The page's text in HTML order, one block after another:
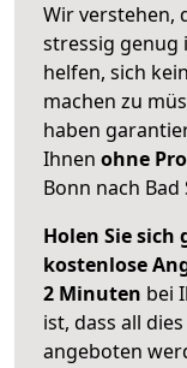
Wir verstehen,
stressig genug
helfen, sich
machen zu
haben
Ihnen ohne
Bonn nach
Holen Sie sich
kostenlose
2 Minuten bei
ist, dass all
angeboten